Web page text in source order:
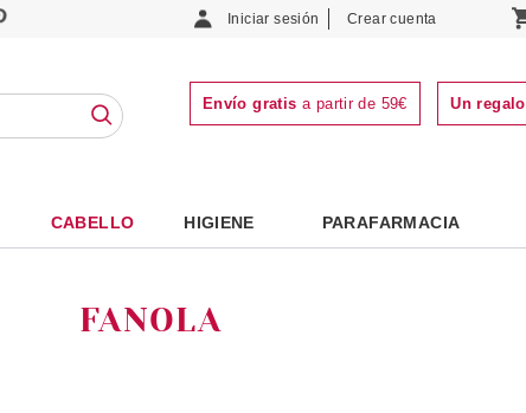
Iniciar sesión Crear cuenta
Envío gratis a partir de 59€ Un regalo
CABELLO HIGIENE PARAFARMACIA
FANOLA